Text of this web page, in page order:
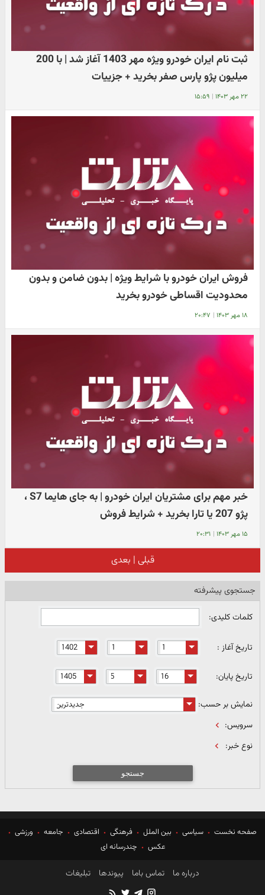
ثبت نام ایران خودرو ویژه مهر 1403 آغاز شد | با 200
میلیون پژو پارس صفر بخرید + جزییات
۲۲ مهر ۱۴۰۳ | ۱۵:۵۹
فروش ایران خودرو با شرایط ویژه | بدون ضامن و بدون
محدودیت اقساطی خودرو بخرید
۱۸ مهر ۱۴۰۳ | ۲۰:۴۷
خبر مهم برای مشتریان ایران خودرو | به جای هایما S7 ،
پژو 207 یا تارا بخرید + شرایط فروش
۱۵ مهر ۱۴۰۳ | ۲۰:۳۱
قبلی | بعدی
جستجوی پیشرفته
کلمات کلیدی:
تاریخ آغاز :
تاریخ پایان:
نمایش بر حسب:
سرویس:
نوع خبر:
جستجو
صفحه نخست سیاسی بین الملل فرهنگی اقتصادی جامعه
ورزشی
عکس
چندرسانه ای
درباره ما تماس باما پیوندها تبلیغات